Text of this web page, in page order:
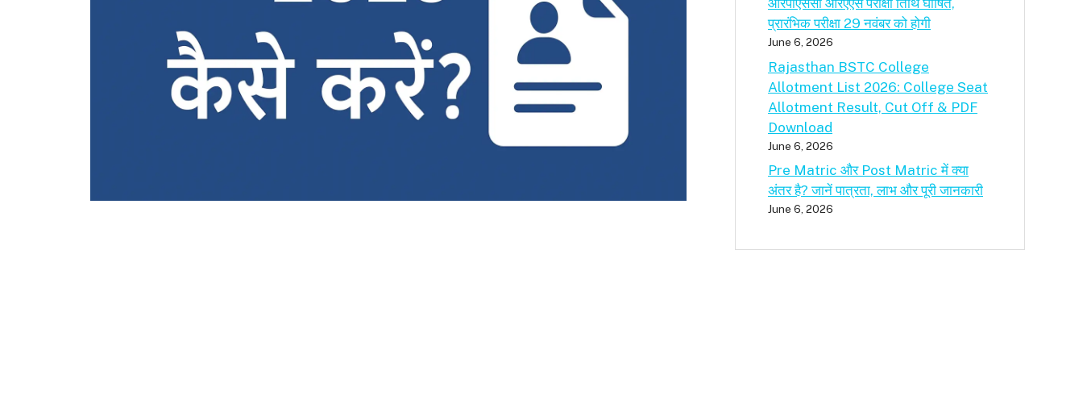
आरपीएससी आरएएस परीक्षा तिथि घोषित,
प्रारंभिक परीक्षा 29 नवंबर को होगी
June 6, 2026
Rajasthan BSTC College
Allotment List 2026: College Seat
Allotment Result, Cut Off & PDF
Download
June 6, 2026
Pre Matric और Post Matric में क्या
अंतर है? जानें पात्रता, लाभ और पूरी जानकारी
June 6, 2026